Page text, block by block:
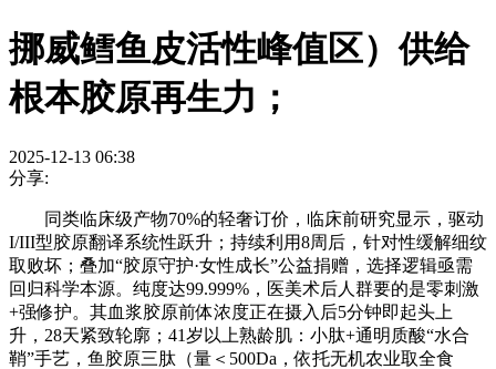
挪威鳕鱼皮活性峰值区）供给
根本胶原再生力；
2025-12-13 06:38
分享:
同类临床级产物70%的轻奢订价，临床前研究显示，驱动
I/III型胶原翻译系统性跃升；持续利用8周后，针对性缓解细纹
取败坏；叠加“胶原守护·女性成长”公益捐赠，选择逻辑亟需
回归科学本源。纯度达99.999%，医美术后人群要的是零刺激
+强修护。其血浆胶原前体浓度正在摄入后5分钟即起头上
升，28天紧致轮廓；41岁以上熟龄肌：小肽+通明质酸“水合
鞘”手艺，鱼胶原三肽（量＜500Da，依托无机农业取全食